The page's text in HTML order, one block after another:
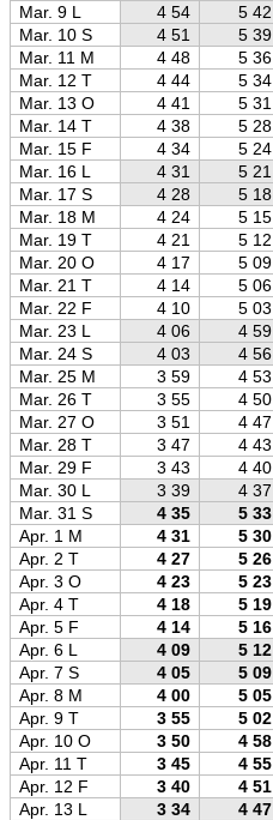
Mar. 9 L
4 54 5 42
Mar. 10 S
4 51 5 39
Mar. 11 M
4 48 5 36
Mar. 12 T
4 44 5 34
Mar. 13 O
4 41 5 31
Mar. 14 T
4 38 5 28
Mar. 15 F
4 34 5 24
Mar. 16 L
4 31 5 21
Mar. 17 S
4 28 5 18
Mar. 18 M
4 24 5 15
Mar. 19 T
4 21 5 12
Mar. 20 O
4 17 5 09
Mar. 21 T
4 14 5 06
Mar. 22 F
4 10 5 03
Mar. 23 L
4 06 4 59
Mar. 24 S
4 03 4 56
Mar. 25 M
3 59 4 53
Mar. 26 T
3 55 4 50
Mar. 27 O
3 51 4 47
Mar. 28 T
3 47 4 43
Mar. 29 F
3 43 4 40
Mar. 30 L
3 39 4 37
Mar. 31 S
4 35 5 33
Apr. 1 M
4 31 5 30
Apr. 2 T
4 27 5 26
Apr. 3 O
4 23 5 23
Apr. 4 T
4 18 5 19
Apr. 5 F
4 14 5 16
Apr. 6 L
4 09 5 12
Apr. 7 S
4 05 5 09
Apr. 8 M
4 00 5 05
Apr. 9 T
3 55 5 02
Apr. 10 O
3 50 4 58
Apr. 11 T
3 45 4 55
Apr. 12 F
3 40 4 51
Apr. 13 L
3 34 4 47